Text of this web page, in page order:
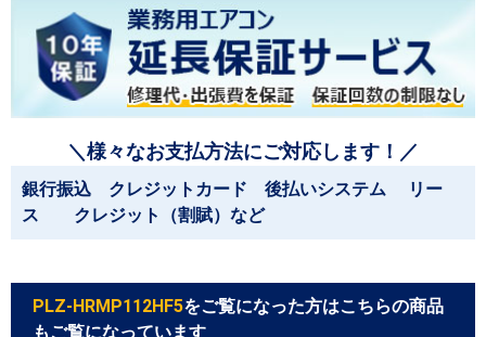
＼様々なお支払方法にご対応します！／
銀行振込 クレジットカード 後払いシステム リー
ス クレジット（割賦）など
PLZ-HRMP112HF5をご覧になった方はこちらの商品
もご覧になっています